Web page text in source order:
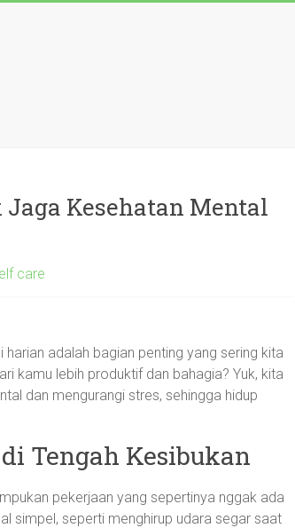
Kesehatan Mental
care
adalah bagian penting yang sering kita
kamu lebih produktif dan bahagia? Yuk, kita
dan mengurangi stres, sehingga hidup
Tengah Kesibukan
pekerjaan yang sepertinya nggak ada
simpel, seperti menghirup udara segar saat